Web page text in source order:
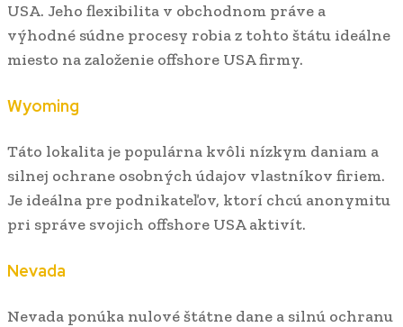
USA. Jeho flexibilita v obchodnom práve a
výhodné súdne procesy robia z tohto štátu ideálne
miesto na založenie offshore USA firmy.
Wyoming
Táto lokalita je populárna kvôli nízkym daniam a
silnej ochrane osobných údajov vlastníkov firiem.
Je ideálna pre podnikateľov, ktorí chcú anonymitu
pri správe svojich offshore USA aktivít.
Nevada
Nevada ponúka nulové štátne dane a silnú ochranu